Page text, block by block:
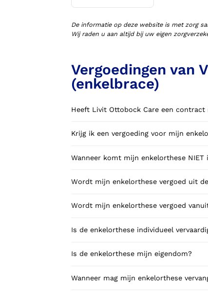
schoenen (VLOS)
De informatie op deze website is met zorg
Wij raden u aan altijd bij uw eigen
Vergoedingen van
(enkelbrace)
Heeft Livit Ottobock Care een
Krijg ik een vergoeding voor mijn
Wanneer komt mijn enkelorthese
Wordt mijn enkelorthese vergoed uit
Wordt mijn enkelorthese vergoed
Is de enkelorthese individueel
Is de enkelorthese mijn eigendom?
Wanneer mag mijn enkelorthese